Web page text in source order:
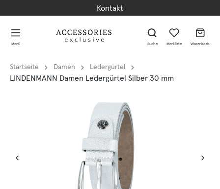
Kontakt
Menü Suche Merkliste Warenkorb
Startseite Damen Ledergürtel
LINDENMANN Damen Ledergürtel Silber 30 mm